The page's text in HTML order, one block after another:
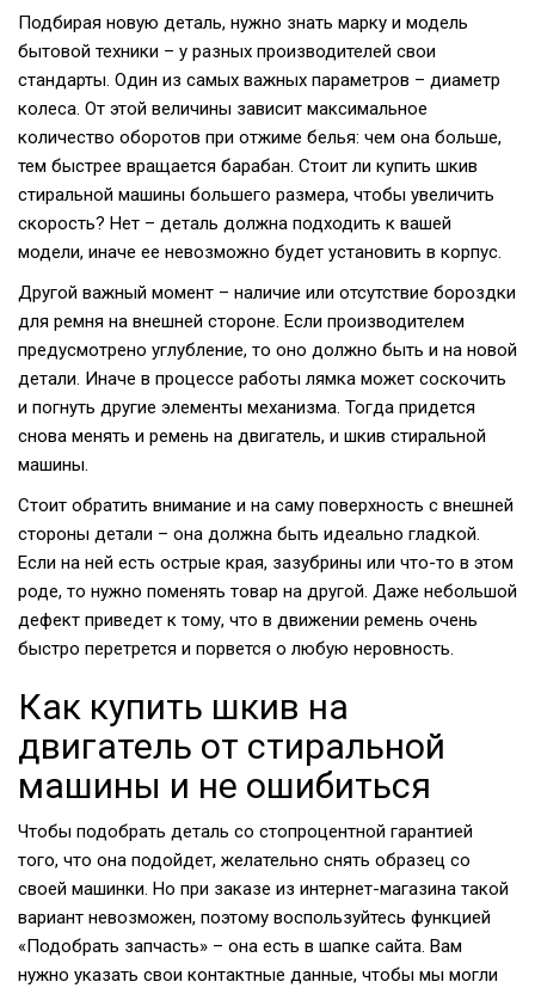
Подбирая новую деталь, нужно знать марку и модель
бытовой техники – у разных производителей свои
стандарты. Один из самых важных параметров – диаметр
колеса. От этой величины зависит максимальное
количество оборотов при отжиме белья: чем она больше,
тем быстрее вращается барабан. Стоит ли купить шкив
стиральной машины большего размера, чтобы увеличить
скорость? Нет – деталь должна подходить к вашей
модели, иначе ее невозможно будет установить в корпус.
Другой важный момент – наличие или отсутствие бороздки
для ремня на внешней стороне. Если производителем
предусмотрено углубление, то оно должно быть и на новой
детали. Иначе в процессе работы лямка может соскочить
и погнуть другие элементы механизма. Тогда придется
снова менять и ремень на двигатель, и шкив стиральной
машины.
Стоит обратить внимание и на саму поверхность с внешней
стороны детали – она должна быть идеально гладкой.
Если на ней есть острые края, зазубрины или что-то в этом
роде, то нужно поменять товар на другой. Даже небольшой
дефект приведет к тому, что в движении ремень очень
быстро перетрется и порвется о любую неровность.
Как купить шкив на
двигатель от стиральной
машины и не ошибиться
Чтобы подобрать деталь со стопроцентной гарантией
того, что она подойдет, желательно снять образец со
своей машинки. Но при заказе из интернет-магазина такой
вариант невозможен, поэтому воспользуйтесь функцией
«Подобрать запчасть» – она есть в шапке сайта. Вам
нужно указать свои контактные данные, чтобы мы могли